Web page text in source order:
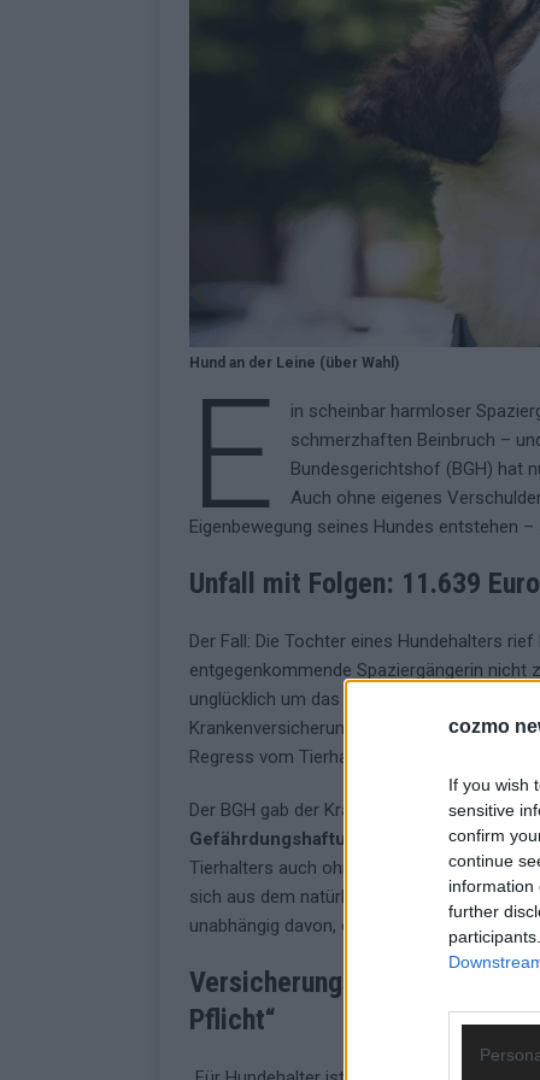
cozmo
If you wish
sensitive
confirm
continue
information
further
Hund an der Leine (über Wahl)
E
in scheinbar harmloser
schmerzhaften Beinbruch –
Bundesgerichtshof (BGH) hat
Auch ohne eigenes
Eigenbewegung seines Hundes entstehen
Unfall mit Folgen: 11.639
Der Fall: Die Tochter eines Hundehalters
entgegenkommende Spaziergängerin nicht
unglücklich um das Bein der Frau – sie
Krankenversicherung übernahm die
Regress vom Tierhalter.
Der BGH gab der Krankenkasse recht (Az.
Gefährdungshaftung
nach dem
Tierhalters auch ohne Verschulden
sich aus dem natürlichen Verhalten eines
unabhängig davon, ob es geführt wird oder
Versicherungsexpertin warnt:
Pflicht“